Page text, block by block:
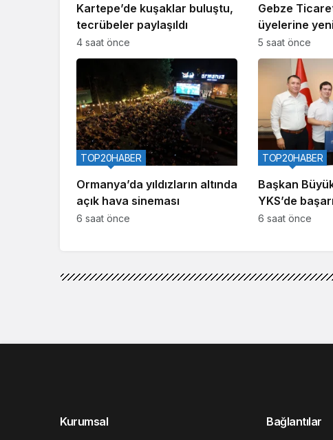
Kartepe’de kuşaklar buluştu,
tecrübeler paylaşıldı
4 saat önce
Gebze
üyelerine yeni
aralıyor
5 saat önce
Ormanya’da yıldızların altında
açık hava sineması
TOP20HABER
6 saat önce
Başkan
YKS’de
gençlerini
TOP20HABER
6 saat önce
Kurumsal Bağlantılar